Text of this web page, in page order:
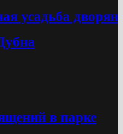
усадьба дворян
в парке